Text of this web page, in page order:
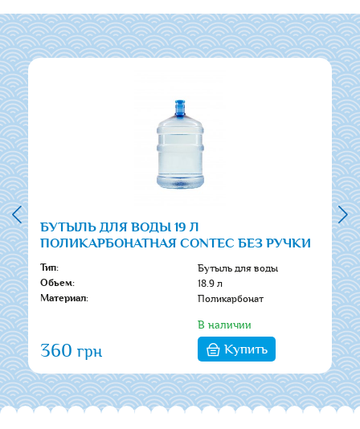
БУТЫЛЬ ДЛЯ ВОДЫ 19 Л
ПОЛИКАРБОНАТНАЯ CONTEC БЕЗ РУЧКИ
Тип: Бутыль для воды
Обьем: 18.9 л
Материал: Поликарбонат
360 грн
В наличии
Купить